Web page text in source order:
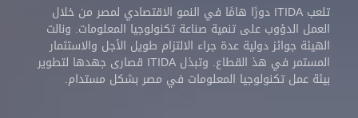
تلعب ITIDA دورًا هامًا في النمو الاقتصادي لمصر من خلال
العمل الدؤوب على تنمية صناعة تكنولوجيا المعلومات. ونالت
الهيئة جوائز دولية عدة جراء الالتزام طويل الأجل والاستثمار
المستمر في هذ القطاع. وتبذل ITIDA قصارى جهدها لتطوير
بيئة عمل تكنولوجيا المعلومات في مصر بشكل مستدام.